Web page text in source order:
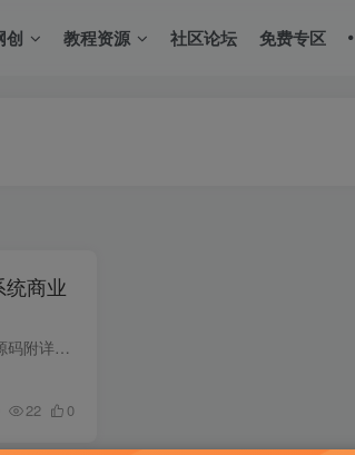
创 教程资源 社区论坛 免费专区
商业
2022全网首发游戏陪玩系统-语音聊天系统商业版源码附详细教程 简介此系统源码包含详细搭建教程及素材图，附搭建教程源码仅用于学习使用（价值15980元）此陪玩系统源码本人亲自测试搭建并且运营...
22 0